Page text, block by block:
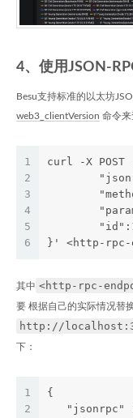
4、使用JSON-
Besu支持标准的以太坊
web3_clientVersion 命令来
1
2
3
4
5
6
curl -X
}' <http-rpc-
其中 <http-rpc-
要 根据自己的实际情况替
http://
下：
1
2
{
"jsonrpc"